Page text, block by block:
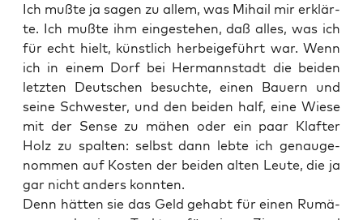
Ich muß­te ja sagen zu allem, was Mihail mir erklär­
te. Ich muß­te ihm ein­ge­ste­hen, daß alles, was ich
für echt hielt, künst­lich her­bei­ge­führt war. Wenn
ich in einem Dorf bei Her­mann­stadt die bei­den
letz­ten Deut­schen besuch­te, einen Bau­ern und
sei­ne Schwes­ter, und den bei­den half, eine Wie­se
mit der Sen­se zu mähen oder ein paar Klaf­ter
Holz zu spal­ten: selbst dann leb­te ich genau­ge­
nom­men auf Kos­ten der bei­den alten Leu­te, die ja
gar nicht anders konnten.
Denn hät­ten sie das Geld gehabt für einen Rumä­